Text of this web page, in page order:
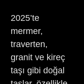
2025’te
mermer,
traverten,
granit ve kireç
taşı gibi doğal